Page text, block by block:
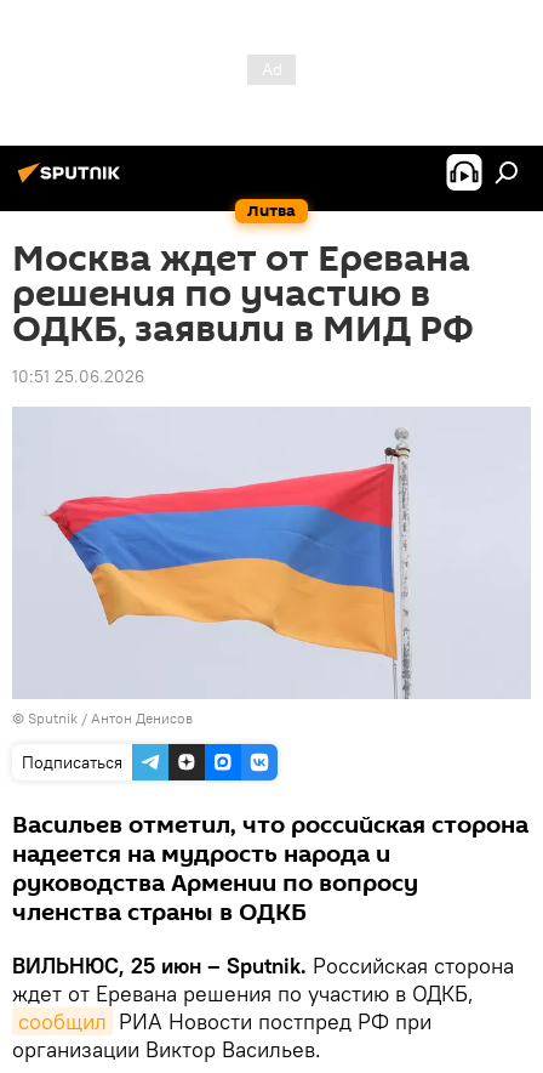
Литва
Москва ждет от Еревана
решения по участию в
ОДКБ, заявили в МИД РФ
10:51 25.06.2026
© Sputnik / Антон Денисов
Подписаться
Васильев отметил, что российская сторона
надеется на мудрость народа и
руководства Армении по вопросу
членства страны в ОДКБ
ВИЛЬНЮС, 25 июн – Sputnik. Российская сторона
ждет от Еревана решения по участию в ОДКБ,
сообщил РИА Новости постпред РФ при
организации Виктор Васильев.